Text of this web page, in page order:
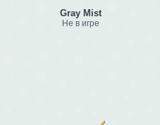
Gray Mist
Не в игре